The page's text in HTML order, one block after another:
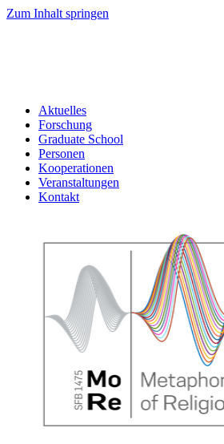
Zum Inhalt springen
Aktuelles
Forschung
Graduate School
Personen
Kooperationen
Veranstaltungen
Kontakt